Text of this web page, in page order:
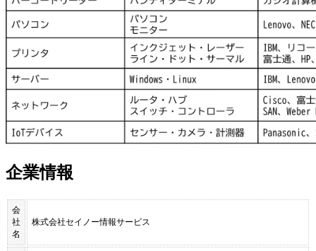
企業情報
会
社
名
株式会社セイノー情報サービス